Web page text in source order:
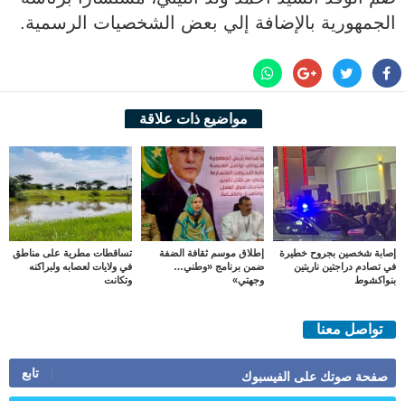
الجمهورية بالإضافة إلي بعض الشخصيات الرسمية.
مواضيع ذات علاقة
إصابة شخصين بجروح خطيرة
في تصادم دراجتين ناريتين
بنواكشوط
إطلاق موسم ثقافة الضفة
ضمن برنامج «وطني…
وجهتي»
تساقطات مطرية على مناطق
في ولايات لعصابه ولبراكنه
وتكانت
تواصل معنا
صفحة صوتك على الفيسبوك تابع